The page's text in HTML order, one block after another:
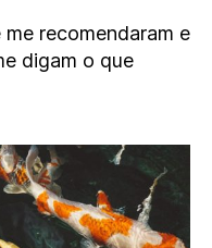
me recomendaram e
digam o que